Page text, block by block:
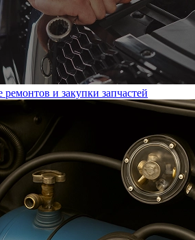
и закупки запчастей